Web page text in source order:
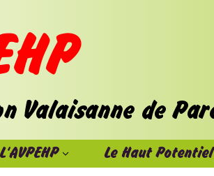
L'AVPEHP Le Haut Potentiel